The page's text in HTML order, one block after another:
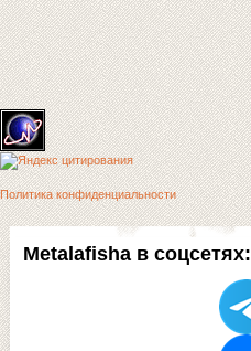
Metalafisha в соцсетях:
Политика конфиденциальности